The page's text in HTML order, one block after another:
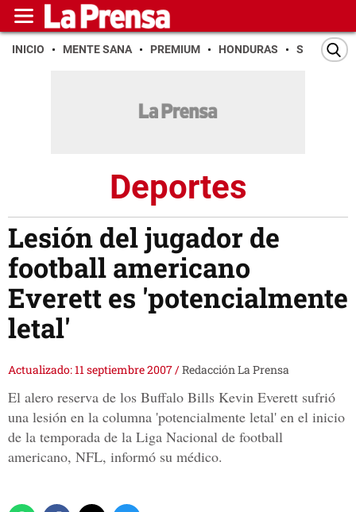
INICIO MENTE SANA PREMIUM HONDURAS SAN PEDRO
Deportes
Lesión del jugador de
football americano
Everett es 'potencialmente
letal'
Actualizado: 11 septiembre 2007/Redacción La Prensa
El alero reserva de los Buffalo Bills Kevin Everett sufrió
una lesión en la columna 'potencialmente letal' en el inicio
de la temporada de la Liga Nacional de football
americano, NFL, informó su médico.